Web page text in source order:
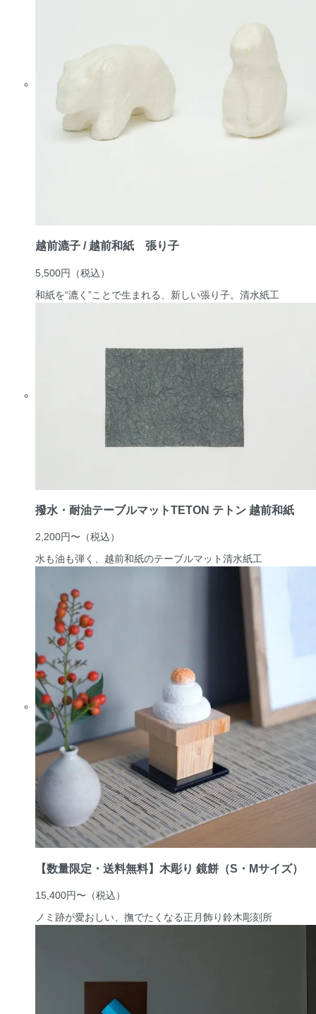
越前漉子 / 越前和紙 張り子
5,500円
（税込）
和紙を“漉く”ことで生まれる、新しい張り子。 清水紙工
撥水・耐油テーブルマットTETON テトン 越前和紙
2,200円〜 （税込）
水も油も弾く、越前和紙のテーブルマット清水紙工
【数量限定・送料無料】木彫り 鏡餅（S・Mサイズ）
15,400円〜 （税込）
ノミ跡が愛おしい、撫でたくなる正月飾り鈴木彫刻所